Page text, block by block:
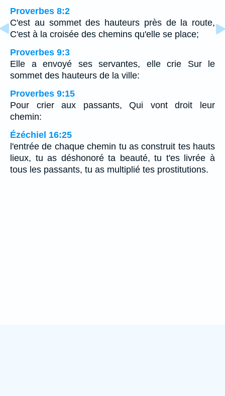
Proverbes 8:2
C'est au sommet des hauteurs près de la route,
C'est à la croisée des chemins qu'elle se place;
Proverbes 9:3
Elle a envoyé ses servantes, elle crie Sur le
sommet des hauteurs de la ville:
Proverbes 9:15
Pour crier aux passants, Qui vont droit leur
chemin:
Ézéchiel 16:25
l'entrée de chaque chemin tu as construit tes hauts
lieux, tu as déshonoré ta beauté, tu t'es livrée à
tous les passants, tu as multiplié tes prostitutions.